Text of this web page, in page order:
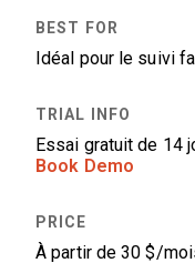
Idéal pour le suivi
Essai gratuit de 14
Book Demo
À partir de 30 $/